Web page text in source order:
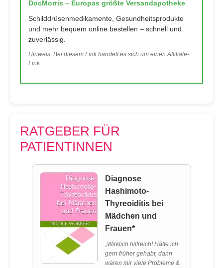
DocMorris – Europas größte Versandapotheke
Schilddrüsenmedikamente, Gesundheitsprodukte
und mehr bequem online bestellen – schnell und
zuverlässig.
Hinweis: Bei diesem Link handelt es sich um einen Affiliate-
Link.
RATGEBER FÜR
PATIENTINNEN
Diagnose
Hashimoto-
Thyreoiditis bei
Mädchen und
Frauen*
„Wirklich hilfreich! Hätte ich
gern früher gehabt, dann
wären mir viele Probleme &